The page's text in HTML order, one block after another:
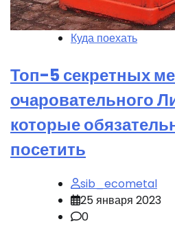
Куда поехать
Топ-5 секретных
очаровательного
которые
посетить
sib_ecometal
25 января 2023
0